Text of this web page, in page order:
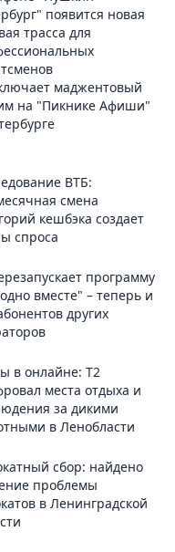
появится новая
трасса для
маджентовый
на "Пикнике Афиши"
ВТБ:
смена
кешбэка создает
спроса
программу
вместе" – теперь и
других
в онлайне: Т2
места отдыха и
за дикими
в Ленобласти
сбор: найдено
проблемы
в Ленинградской